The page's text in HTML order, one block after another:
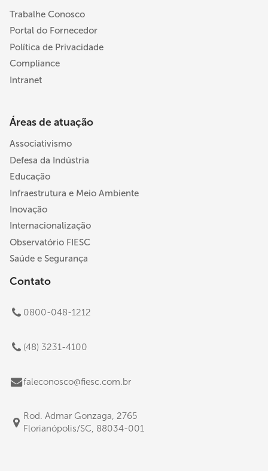
Trabalhe Conosco
Portal do Fornecedor
Política de Privacidade
Compliance
Intranet
Áreas de atuação
Associativismo
Defesa da Indústria
Educação
Infraestrutura e Meio Ambiente
Inovação
Internacionalização
Observatório FIESC
Saúde e Segurança
Contato
0800-048-1212
(48) 3231-4100
faleconosco@fiesc.com.br
Rod. Admar Gonzaga, 2765
Florianópolis/SC, 88034-001